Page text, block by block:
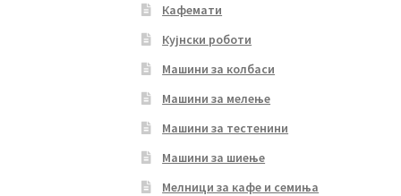
Кафемати
Кујнски роботи
Машини за колбаси
Машини за мелење
Машини за тестенини
Машини за шиење
Мелници за кафе и семиња